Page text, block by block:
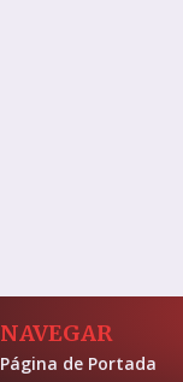
NAVEGAR
Página de Portada